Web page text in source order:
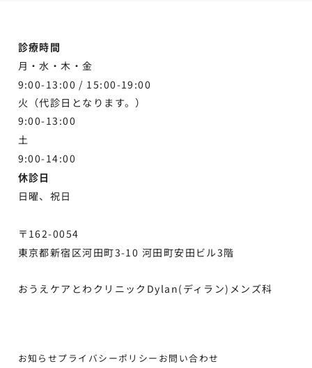
送
り
診療時間
月・水・木・金
9:00-13:00 / 15:00-19:00
火（代診日となります。）
9:00-13:00
土
9:00-14:00
休診日
日曜、祝日
〒162-0054
東京都新宿区河田町3-10 河田町安田ビル3階
おうえケアとわクリニックDylan(ディラン)メンズ科
お知らせプライバシーポリシー お問い合わせ